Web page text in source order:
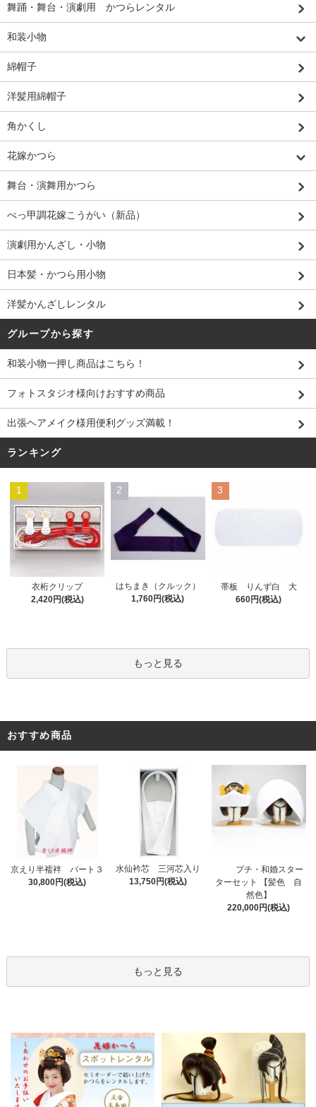
舞踊・舞台・演劇用 かつらレンタル
和装小物
綿帽子
洋髪用綿帽子
角かくし
花嫁かつら
舞台・演舞用かつら
べっ甲調花嫁こうがい（新品）
演劇用かんざし・小物
日本髪・かつら用小物
洋髪かんざしレンタル
グループから探す
和装小物一押し商品はこちら！
フォトスタジオ様向けおすすめ商品
出張ヘアメイク様用便利グッズ満載！
ランキング
1
衣桁クリップ
2,420円(税込)
2
はちまき（クルック）
1,760円(税込)
3
帯板 りんず白 大
660円(税込)
もっと見る
おすすめ商品
京えり半襦袢 パート３
30,800円(税込)
水仙衿芯 三河芯入り
13,750円(税込)
プチ・和婚スター
ターセット 【髪色 自
然色】
220,000円(税込)
もっと見る